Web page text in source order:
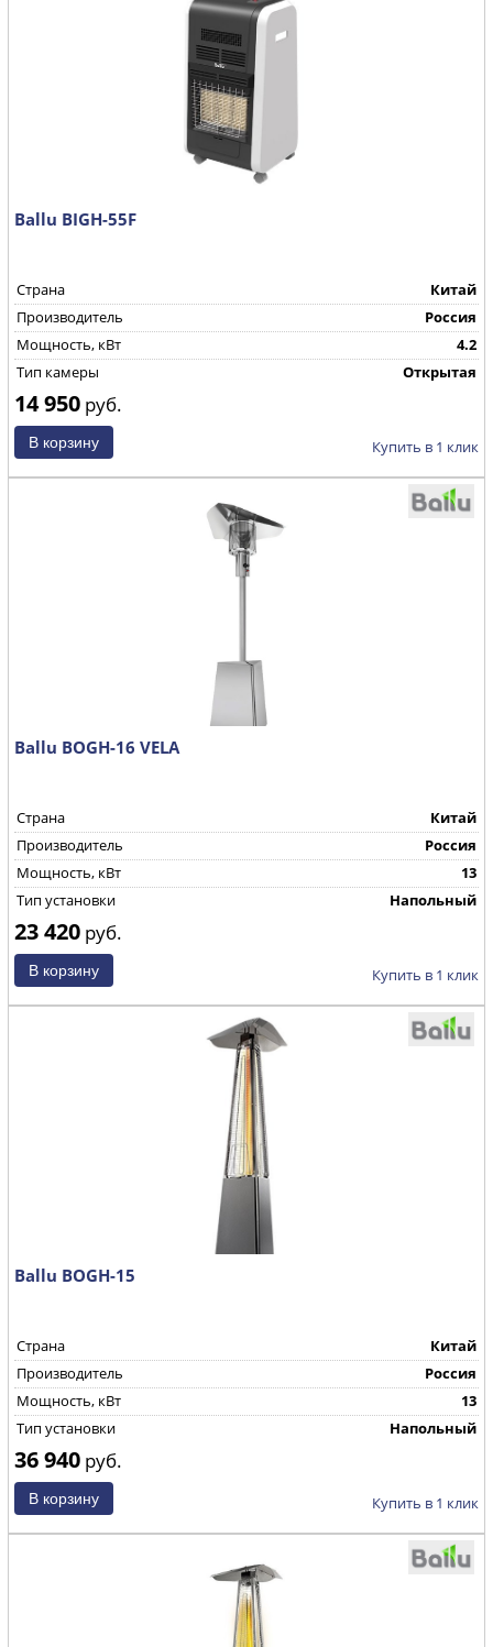
Ballu BIGH-55F
Страна
Китай
Производитель
Россия
Мощность, кВт
4.2
Тип камеры
Открытая
14 950 руб.
Купить в 1 клик
Ballu BOGH-16 VELA
Страна
Китай
Производитель
Россия
Мощность, кВт
13
Тип установки
Напольный
23 420 руб.
Купить в 1 клик
Ballu BOGH-15
Страна
Китай
Производитель
Россия
Мощность, кВт
13
Тип установки
Напольный
36 940 руб.
Купить в 1 клик